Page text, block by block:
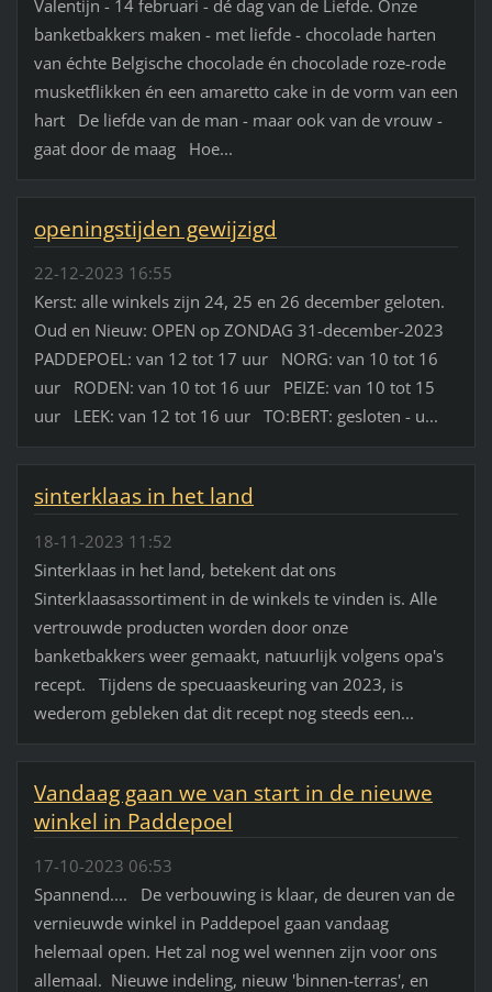
Valentijn - 14 februari - dé dag van de Liefde. Onze
banketbakkers maken - met liefde - chocolade harten
van échte Belgische chocolade én chocolade roze-rode
musketflikken én een amaretto cake in de vorm van een
hart De liefde van de man - maar ook van de vrouw -
gaat door de maag Hoe...
openingstijden gewijzigd
22-12-2023 16:55
Kerst: alle winkels zijn 24, 25 en 26 december geloten.
Oud en Nieuw: OPEN op ZONDAG 31-december-2023
PADDEPOEL: van 12 tot 17 uur NORG: van 10 tot 16
uur RODEN: van 10 tot 16 uur PEIZE: van 10 tot 15
uur LEEK: van 12 tot 16 uur TO:BERT: gesloten - u...
sinterklaas in het land
18-11-2023 11:52
Sinterklaas in het land, betekent dat ons
Sinterklaasassortiment in de winkels te vinden is. Alle
vertrouwde producten worden door onze
banketbakkers weer gemaakt, natuurlijk volgens opa's
recept. Tijdens de specuaaskeuring van 2023, is
wederom gebleken dat dit recept nog steeds een...
Vandaag gaan we van start in de nieuwe
winkel in Paddepoel
17-10-2023 06:53
Spannend.... De verbouwing is klaar, de deuren van de
vernieuwde winkel in Paddepoel gaan vandaag
helemaal open. Het zal nog wel wennen zijn voor ons
allemaal. Nieuwe indeling, nieuw 'binnen-terras', en